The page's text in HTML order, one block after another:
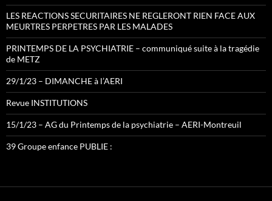
LES REACTIONS SECURITAIRES NE REGLERONT RIEN FACE AUX
MEURTRES PERPETRES PAR LES MALADES
PRINTEMPS DE LA PSYCHIATRIE – communiqué suite à la tragédie
de METZ
29/1/23 – DIMANCHE à l’AERI
Revue INSTITUTIONS
15/1/23 – AG du Printemps de la psychiatrie – AERI-Montreuil
39 Groupe enfance PUBLIE :